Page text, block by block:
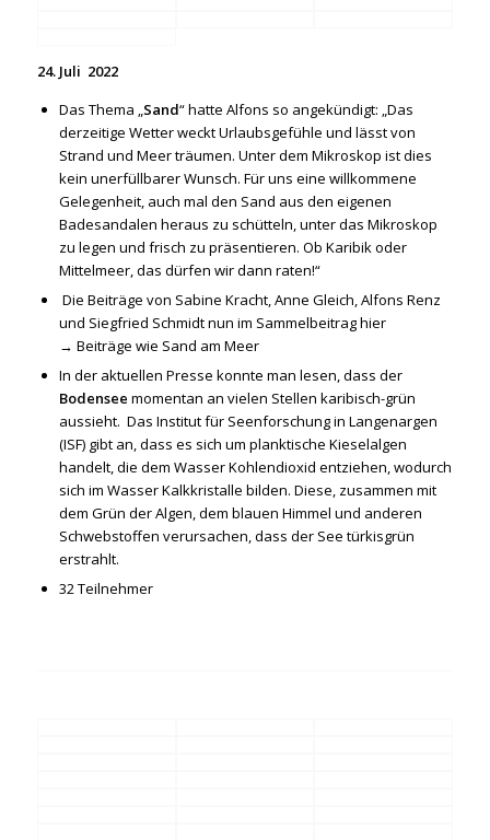
24. Juli 2022
Das Thema „Sand“ hatte Alfons so angekündigt: „Das
derzeitige Wetter weckt Urlaubsgefühle und lässt von
Strand und Meer träumen. Unter dem Mikroskop ist dies
kein unerfüllbarer Wunsch. Für uns eine willkommene
Gelegenheit, auch mal den Sand aus den eigenen
Badesandalen heraus zu schütteln, unter das Mikroskop
zu legen und frisch zu präsentieren. Ob Karibik oder
Mittelmeer, das dürfen wir dann raten!“
Die Beiträge von Sabine Kracht, Anne Gleich, Alfons Renz
und Siegfried Schmidt nun im Sammelbeitrag hier
→ Beiträge wie Sand am Meer
In der aktuellen Presse konnte man lesen, dass der
Bodensee momentan an vielen Stellen karibisch-grün
aussieht. Das Institut für Seenforschung in Langenargen
(ISF) gibt an, dass es sich um planktische Kieselalgen
handelt, die dem Wasser Kohlendioxid entziehen, wodurch
sich im Wasser Kalkkristalle bilden. Diese, zusammen mit
dem Grün der Algen, dem blauen Himmel und anderen
Schwebstoffen verursachen, dass der See türkisgrün
erstrahlt.
32 Teilnehmer